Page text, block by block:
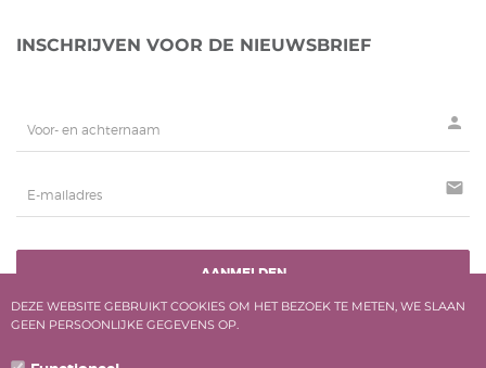
INSCHRIJVEN VOOR DE NIEUWSBRIEF
person
mail
AANMELDEN
DEZE WEBSITE GEBRUIKT COOKIES OM HET BEZOEK TE METEN, WE SLAAN
GEEN PERSOONLIJKE GEGEVENS OP.